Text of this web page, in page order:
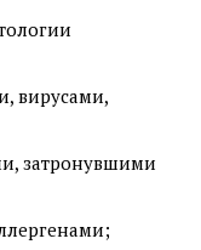
вирусами,
затронувшими